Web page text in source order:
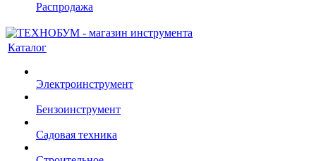
Распродажа
Каталог
Электроинструмент
Бензоинструмент
Садовая техника